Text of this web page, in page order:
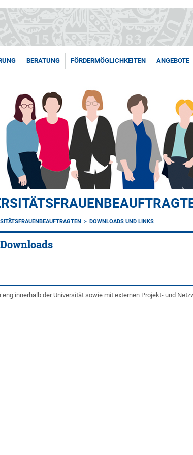
BERATUNG FÖRDERMÖGLICHKEITEN ANGEBOTE
DOWNLOADS UND LINKS
innerhalb der Universität sowie mit externen Projekt- und